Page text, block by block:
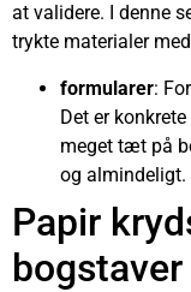
at validere. I denne
trykte materialer
formularer:
Det er
meget tæt på
og almindeligt.
Papir
bogstaver